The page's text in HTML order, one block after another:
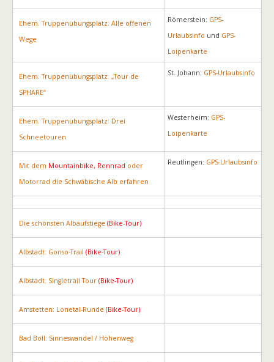
Ehem. Truppenübungsplatz: Alle offenen
Wege
Römerstein: GPS-
Urlaubsinfo und GPS-
Loipenkarte
Ehem. Truppenübungsplatz: „Tour de
SPHÄRE“
St. Johann: GPS-Urlaubsinfo
Ehem. Truppenübungsplatz: Drei
Schneetouren
Westerheim: GPS-
Loipenkarte
Mit dem Mountainbike, Rennrad oder
Motorrad die Schwäbische Alb erfahren
Reutlingen: GPS-Urlaubsinfo
Die schönsten Albaufstiege (Bike-Tour)
Albstadt: Gonso-Trail (Bike-Tour)
Albstadt: Singletrail Tour (Bike-Tour)
Amstetten: Lonetal-Runde (Bike-Tour)
Bad Boll: Sinneswandel / Höhenweg